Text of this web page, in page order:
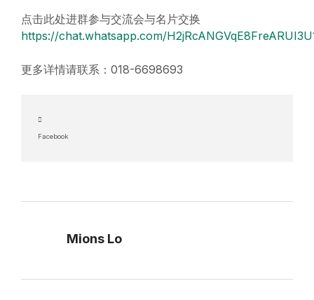
点击此处进群参与交流会与名片交换
https://chat.whatsapp.com/
更多详情请联系：018-6698693
Facebook
Mions Lo